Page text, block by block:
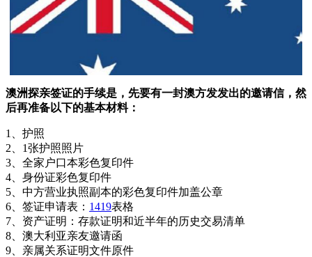
澳洲探亲签证的手续是，先要有一封澳方发发出的邀请信，然
后再准备以下的基本材料：
1、护照
2、1张护照照片
3、全家户口本彩色复印件
4、身份证彩色复印件
5、中方营业执照副本的彩色复印件加盖公章
6、签证申请表： 1419表格
7、资产证明：存款证明和近半年的历史交易清单
8、澳大利亚亲友邀请函
9、亲属关系证明文件原件